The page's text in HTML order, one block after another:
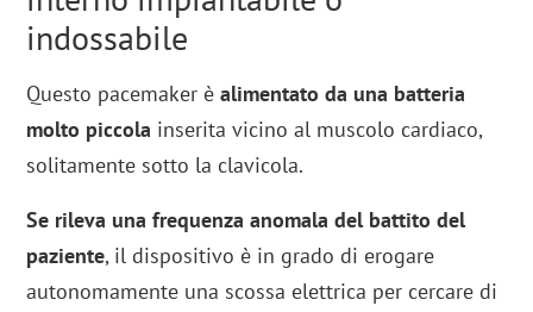
indossabile
Questo pacemaker èalimentato da una batteria
molto piccola inserita vicino al muscolo cardiaco,
solitamente sotto la clavicola.
Se rileva una frequenza anomala del battito del
paziente, il dispositivo è in grado di erogare
autonomamente una scossa elettrica per cercare di